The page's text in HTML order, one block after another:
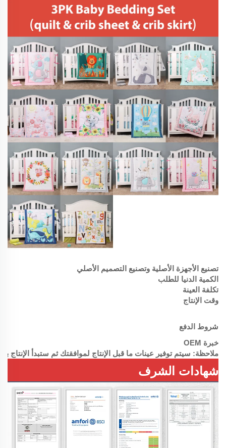
تصنيع الأجهزة الأصلية وتصنيع التصميم الأصلي
الكمية الدنيا للطلب
تكلفة العينة
وقت الإنتاج
شروط الدفع
خبرة OEM
ملاحظة: سيتم توفير عينات ما قبل الإنتاج لموافقتك ثم ستبدأ الإنتاج
شهادات الشرف